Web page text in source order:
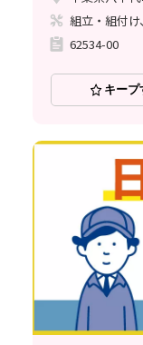
組立・組付け
62534-00
キープ